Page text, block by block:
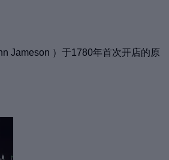
Jameson ）于1780年首次开店的原